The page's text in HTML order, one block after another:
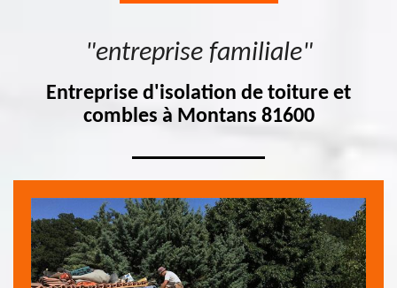
"entreprise familiale"
Entreprise d'isolation de toiture et
combles à Montans 81600